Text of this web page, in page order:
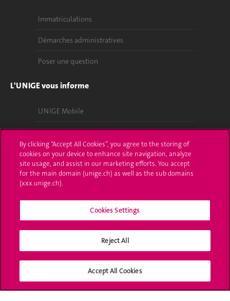
Immatriculations
Démarches administratives
Poser une question
L'UNIGE vous informe
UNIGE Mobile
Médias
Offres d'emploi
Bibliothèque
Médias sociaux UNIGE
By clicking “Accept All Cookies”, you agree to the storing of
cookies on your device to enhance site navigation, analyze
site usage, and assist in our marketing efforts. You accept
for the main domain (unige.ch) as well as the sub domains
(xxx.unige.ch).
Cookies Settings
Reject All
Accept All Cookies